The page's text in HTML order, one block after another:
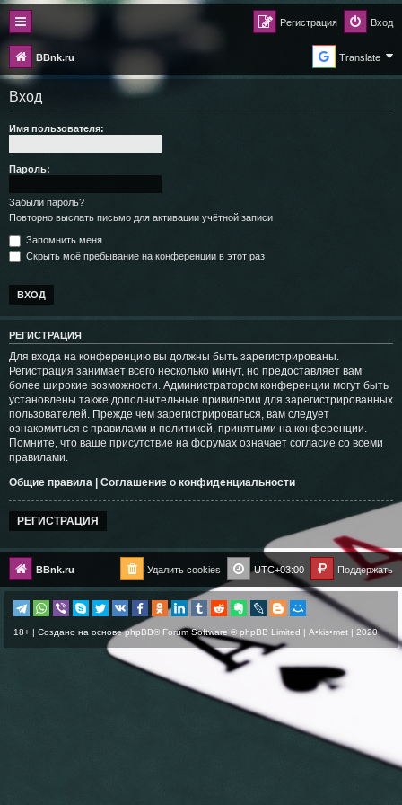
Вход
Регистрация
BBnk.ru Translate
Вход
Имя пользователя:
Пароль:
Забыли пароль?
Повторно выслать письмо для активации учётной записи
Запомнить меня
Скрыть моё пребывание на конференции в этот раз
РЕГИСТРАЦИЯ
Для входа на конференцию вы должны быть зарегистрированы.
Регистрация занимает всего несколько минут, но предоставляет вам
более широкие возможности. Администратором конференции могут быть
установлены также дополнительные привилегии для зарегистрированных
пользователей. Прежде чем зарегистрироваться, вам следует
ознакомиться с правилами и политикой, принятыми на конференции.
Помните, что ваше присутствие на форумах означает согласие со всеми
правилами.
Общие правила | Соглашение о конфиденциальности
РЕГИСТРАЦИЯ
BBnk.ru Поддержать
UTC+03:00
Удалить cookies
18+ | Создано на основеphpBB® Forum Software © phpBB Limited | A•kis•met | 2020